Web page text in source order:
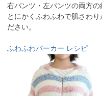
右パンツ・左パンツの両方の
とにかくふわふわで肌さわ
ださい。
ふわふわパーカー レシピ